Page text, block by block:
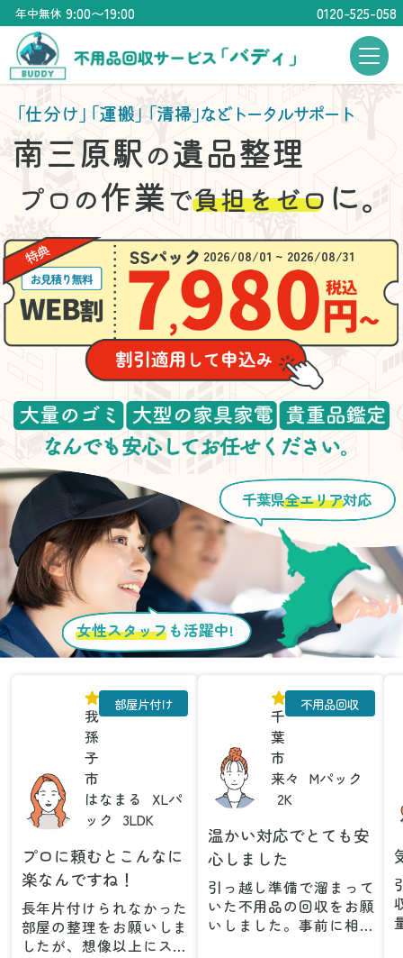
年中無休 9:00〜19:00 0120-525-058
「仕分け」「運搬」「清掃」などトータルサポート
南三原駅の遺品整理
プロの作業で負担をゼロ に。
2026/08/01 ~ 2026/08/31
女性スタッフ も活躍中!
千葉県全エリア対応
我
孫
子
市
はなまる
XLパ
ック
3LDK
部屋片付け
プロに頼むとこんなに
楽なんですね！
長年片付けられなかった
部屋の整理をお願いしま
したが、想像以上にスム
千
葉
市
来々
Mパック
2K
不用品回収
温かい対応でとても安
心しました
引っ越し準備で溜まって
いた不用品の回収をお願
いしました。事前に相談